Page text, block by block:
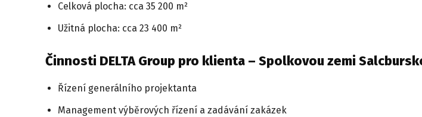
Celková plocha: cca 35 200 m²
Užitná plocha: cca 23 400 m²
Činnosti DELTA Group pro klienta – Spolkovou zemi
Řízení generálního projektanta
Management výběrových řízení a zadávání zakázek